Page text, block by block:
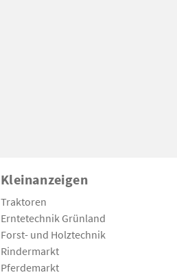
Kleinanzeigen
Traktoren
Erntetechnik Grünland
Forst- und Holztechnik
Rindermarkt
Pferdemarkt